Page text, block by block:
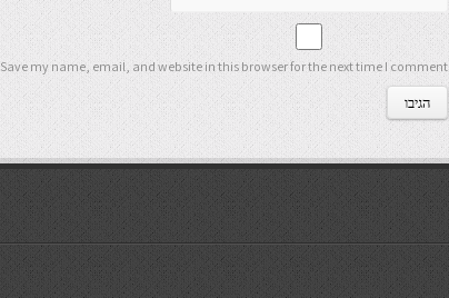
Save my name, email, and website in this browser for the next time I comment.